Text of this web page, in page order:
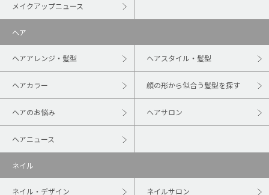
メイクアップニュース
ヘア
ヘアアレンジ・髪型 ヘアスタイル・髪型
ヘアカラー 顔の形から似合う髪型を探す
ヘアのお悩み ヘアサロン
ヘアニュース
ネイル
ネイル・デザイン ネイルサロン